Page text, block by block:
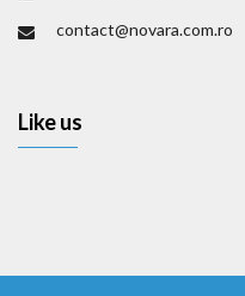
contact@novara.com.ro
Like us